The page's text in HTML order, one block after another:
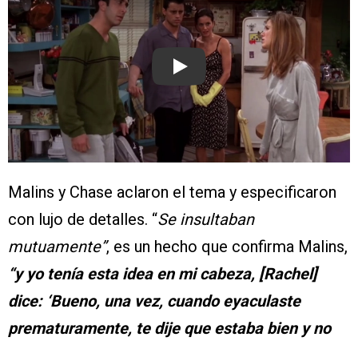
Play
Malins y Chase aclaron el tema y especificaron
con lujo de detalles. “Se insultaban
mutuamente”, es un hecho que confirma Malins,
“y yo tenía esta idea en mi cabeza, [Rachel]
dice: ‘Bueno, una vez, cuando eyaculaste
prematuramente, te dije que estaba bien y no